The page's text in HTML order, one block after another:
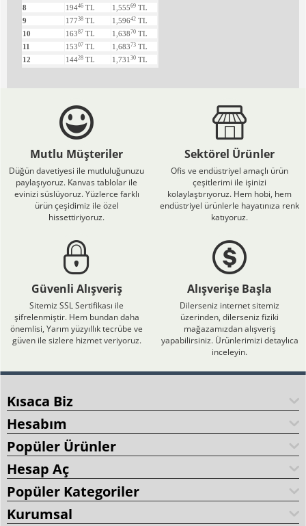
8
19446 TL 1,55569 TL
9
17738 TL 1,59642 TL
10
16387 TL 1,63870 TL
11
15307 TL 1,68373 TL
12
14428 TL 1,731 30 TL
Mutlu Müşteriler
Düğün davetiyesi ile mutluluğunuzu
paylaşıyoruz. Kanvas tablolar ile
evinizi süslüyoruz. Yüzlerce farklı
ürün çeşidimiz ile özel
hissettiriyoruz.
Sektörel Ürünler
Ofis ve endüstriyel amaçlı ürün
çeşitlerimi ile işinizi
kolaylaştırıyoruz. Hem hobi, hem
endüstriyel ürünlerle hayatınıza renk
katıyoruz.
Güvenli Alışveriş
Sitemiz SSL Sertifikası ile
şifrelenmiştir. Hem bundan daha
önemlisi, Yarım yüzyıllık tecrübe ve
güven ile sizlere hizmet veriyoruz.
Alışverişe Başla
Dilerseniz internet sitemiz
üzerinden, dilerseniz fiziki
mağazamızdan alışveriş
yapabilirsiniz. Ürünlerimizi detaylıca
inceleyin.
Kısaca Biz
Hesabım
Popüler Ürünler
Hesap Aç
Popüler Kategoriler
Kurumsal